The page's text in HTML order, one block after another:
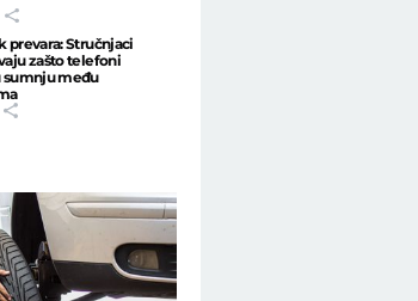
prevara: Stručnjaci
zašto telefoni
sumnju među